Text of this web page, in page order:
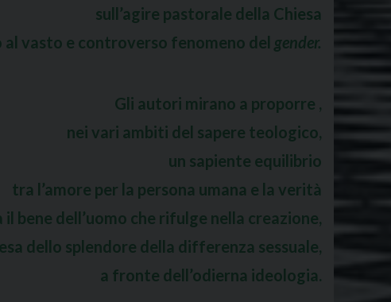
sull’agire pastorale della Chiesa
al vasto e controverso fenomeno del gender.
Gli autori mirano a proporre ,
nei vari ambiti del sapere teologico,
un sapiente equilibrio
tra l’amore per la persona umana e la verità
il bene dell’uomo che rifulge nella creazione,
dello splendore della differenza sessuale,
a fronte dell’odierna ideologia.